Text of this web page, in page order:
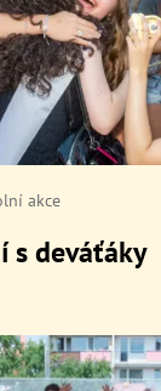
akce
s deváťáky